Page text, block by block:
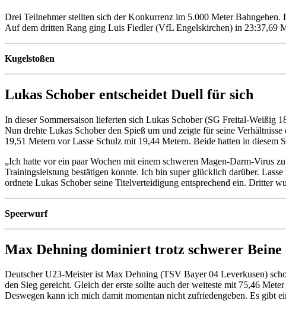
Drei Teilnehmer stellten sich der Konkurrenz im 5.000 Meter
Auf dem dritten Rang ging Luis Fiedler (VfL Engelskirchen) in 23:37,69
Kugelstoßen
Lukas Schober entscheidet Duell für sich
In dieser Sommersaison lieferten sich Lukas Schober (SG Freital-
Nun drehte Lukas Schober den Spieß um und zeigte für seine
19,51 Metern vor Lasse Schulz mit 19,44 Metern. Beide hatten in diesem
„Ich hatte vor ein paar Wochen mit einem schweren Magen-Darm-Virus
Trainingsleistung bestätigen konnte. Ich bin super glücklich darüber.
ordnete Lukas Schober seine Titelverteidigung entsprechend ein. Dritter
Speerwurf
Max Dehning dominiert trotz schwerer Beine
Deutscher U23-Meister ist Max Dehning (TSV Bayer 04 Leverkusen)
den Sieg gereicht. Gleich der erste sollte auch der weiteste mit 75,46
Deswegen kann ich mich damit momentan nicht zufriedengeben. Es gibt